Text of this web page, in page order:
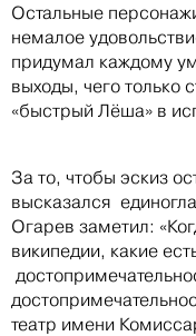
Остальные
немалое
придумал каждому
выходы, чего только
«быстрый Лёша» в
За то, чтобы эскиз
высказался
Огарев заметил:
википедии, какие
театр имени